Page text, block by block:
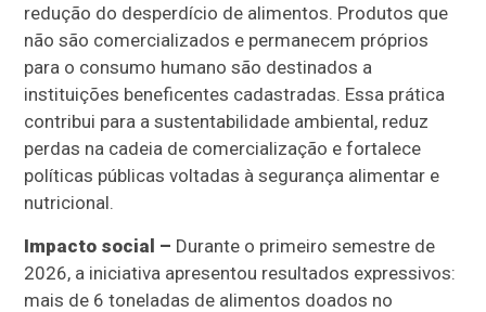
redução do desperdício de alimentos. Produtos que
não são comercializados e permanecem próprios
para o consumo humano são destinados a
instituições beneficentes cadastradas. Essa prática
contribui para a sustentabilidade ambiental, reduz
perdas na cadeia de comercialização e fortalece
políticas públicas voltadas à segurança alimentar e
nutricional.
Impacto social – Durante o primeiro semestre de
2026, a iniciativa apresentou resultados expressivos:
mais de 6 toneladas de alimentos doados no